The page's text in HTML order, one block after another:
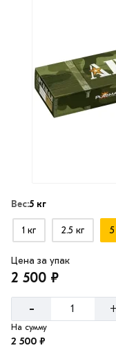
Вес:5 кг
1 кг 2.5 кг
Цена за упак
2 500 ₽
-
На сумму
2 500 ₽